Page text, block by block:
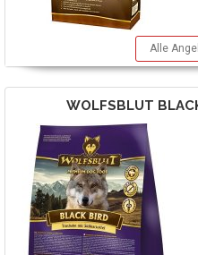
Alle
WOLFSBLUT